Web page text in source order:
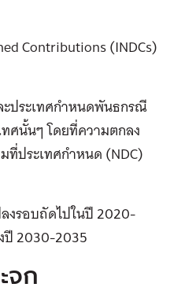
Contributions (INDCs)
ประเทศกำหนดพันธกรณี
ศนั้นๆ โดยที่ความตกลง
ประเทศกำหนด (NDC)
งรอบถัดไปในปี 2020-
ปี 2030-2035
จก